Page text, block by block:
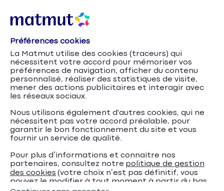
Assurance Audi – Q5
Assurez votre Audi Q5 et profitez de nos conseils
Devis en ligne
Nous contacter
Préférences cookies
La Matmut utilise des cookies (traceurs) qui
nécessitent votre accord pour mémoriser vos
préférences de navigation, afficher du contenu
personnalisé, réaliser des statistiques de visite,
mener des actions publicitaires et interagir avec
les réseaux sociaux.
Nous utilisons également d'autres cookies, qui ne
nécessitent pas votre accord préalable, pour
garantir le bon fonctionnement du site et vous
fournir un service de qualité.
Pour plus d’informations et connaitre nos
partenaires, consultez notre politique de gestion
des cookies (votre choix n’est pas définitif, vous
pouvez le modifier à tout moment à partir du bas